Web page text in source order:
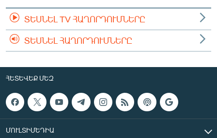
ՏԵՍՆԵԼ TV ՀԱՂՈՐԴՈՒՄՆԵՐԸ
ՏԵՍՆԵԼ ՀԱՂՈՐԴՈՒՄՆԵՐԸ
ՀԵՏԵՎԵՔ ՄԵԶ
ՄՈՒԼՏԻՄԵԴԻԱ